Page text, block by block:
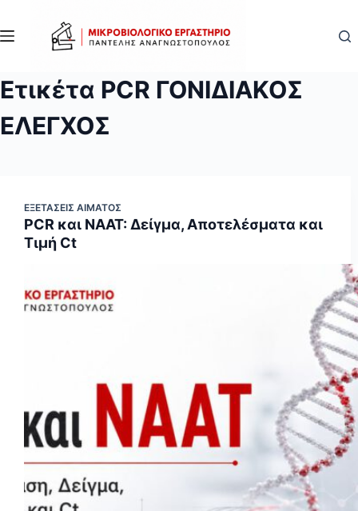
στο
περιεχόμενο
Ετικέτα PCR ΓΟΝΙΔΙΑΚΟΣ
ΕΛΕΓΧΟΣ
ΕΞΕΤΆΣΕΙΣ ΑΊΜΑΤΟΣ
PCR και NAAT: Δείγμα, Αποτελέσματα και
Τιμή Ct